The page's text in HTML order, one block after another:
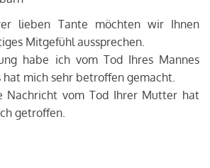
lieben Tante möchten wir Ihnen
Mitgefühl aussprechen.
habe ich vom Tod Ihres Mannes
hat mich sehr betroffen gemacht.
Nachricht vom Tod Ihrer Mutter hat
getroffen.